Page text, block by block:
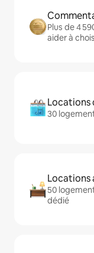
Plus de 4
aider à
Locations
30
Locations
50
dédié